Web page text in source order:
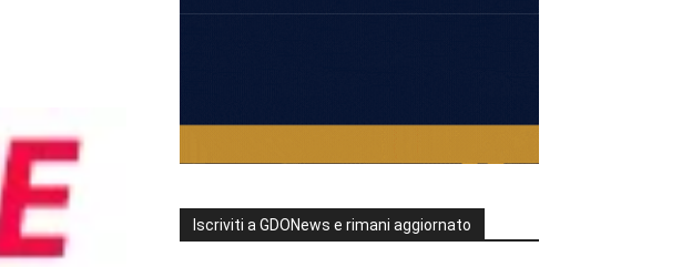
Iscriviti a GDONews e rimani aggiornato